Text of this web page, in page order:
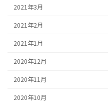
2021年3月
2021年2月
2021年1月
2020年12月
2020年11月
2020年10月